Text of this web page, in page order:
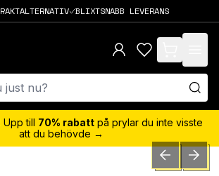
BLIXTSNABB LEVERANS
items in cart,
Upp till 70% rabatt på prylar du inte visste
att du behövde →
PREVIOUSNEXT